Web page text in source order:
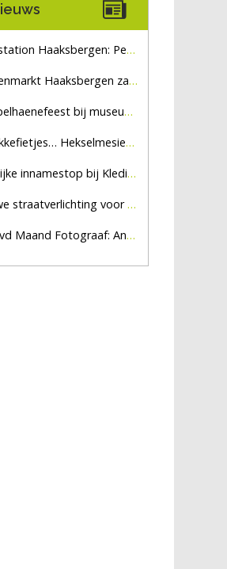
Haaksbergen: Perioden met zon en droog
zaterdag 8 augustus, marktplein Haaksbergen
bij museum De Lebbenbrugge
HekselmesienHarry
innamestop bij Kledingbank Stefania
voor De Veldmaat en De Pas
Maand Fotograaf: Anna Jalving